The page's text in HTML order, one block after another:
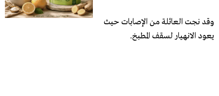
وقد نجت العائلة من الإصابات حيث
يعود الانهيار لسقف المطبخ.